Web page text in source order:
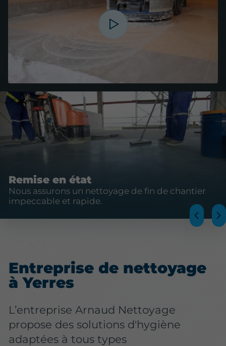
Remise en état
Nous assurons un nettoyage de fin de chantier
impeccable et rapide.
Entreprise de nettoyage
à Yerres
L’entreprise Arnaud Nettoyage
propose des solutions d'hygiène
adaptées à tous types